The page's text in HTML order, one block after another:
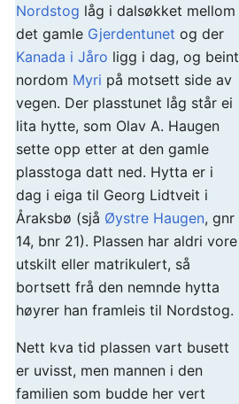
Nordstog låg i dalsøkket mellom
det gamle Gjerdentunet og der
Kanada i Jåro ligg i dag, og beint
nordom Myri på motsett side av
vegen. Der plasstunet låg står ei
lita hytte, som Olav A. Haugen
sette opp etter at den gamle
plasstoga datt ned. Hytta er i
dag i eiga til Georg Lidtveit i
Åraksbø (sjå Øystre Haugen, gnr
14, bnr 21). Plassen har aldri vore
utskilt eller matrikulert, så
bortsett frå den nemnde hytta
høyrer han framleis til Nordstog.
Nett kva tid plassen vart busett
er uvisst, men mannen i den
familien som budde her vert